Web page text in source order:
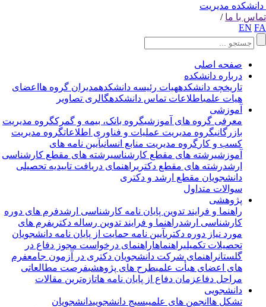
مدیریت
با ما /
EN
صفحه اصلی
درباره دانشکده
تاریخچه دانشکدههیات رئیسه دانشکدهمدیران گروه هااعضای
هیات علمیاطلاعات تماس دانشکدهگالری تصاویر
آموزشی
معرفی گروه های آموزشیگروه بانک، بیمه و گمرک گروه مدیریت
بازرگانیگروه مدیریت عملیات و فناوری اطلاعاتگروه مدیریت
کسب و کارگروه مدیریت منابع انسانیآیین نامه های
آموزشیرشته های مقطع کارشناسیرشته های مقطع کارشناسی
ارشدرشته های مقطع دکتریراهنمای دریافت تاییدیه تحصیلی
دانشجویان مقطع ارشد و دکتری
سوالات متداول
پژوهشی
راهنما و فرایند تدوین پایان نامه کارشناسی ارشدفرم های دوره
کارشناسی ارشدراهنما و فرایند تدوین رساله دکتریفرم های
مورد نیاز دوره دکتریآیین نامه حمایت از پایان نامه دانشجویان
تحصیلات تکمیلیراهنماهاراهنمای درخواست مجوز دفاع در
گلستانراهنمای شرکت دانشجویان دکتری در آزمون جامعفرم
های اعضای هیأت علمیطرح های پژوهشیفرصت مطالعاتی
مراحل دفاعزمان دفاع از پایان نامه هاتازه‌ترین مقالات
دانشجویی
تشکل هاانجمن های علمیبسیج دانشجوییدانشجویان